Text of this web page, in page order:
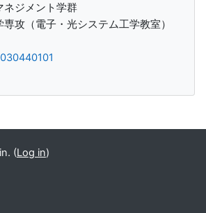
ネジメント学群
専攻（電子・光システム工学教室）
blocks
(Log in)